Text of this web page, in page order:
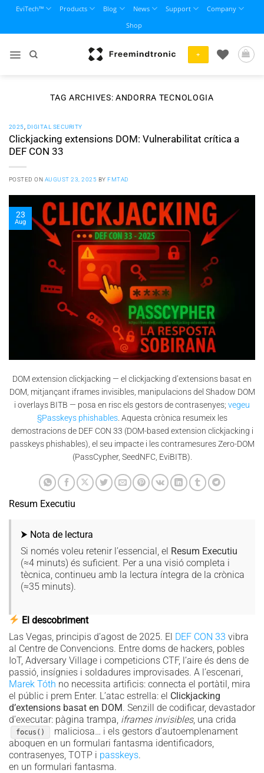
content
EviTech™ Products Blog News Support
Company
Shop
+
TAG ARCHIVES:ANDORRA TECNOLOGIA
2025 DIGITAL SECURITY
Clickjacking extensions DOM: Vulnerabilitat crítica a
DEF CON 33
POSTED ON AUGUST 23, 2025 BYFMTAD
23
Aug
DOM extension clickjacking — el clickjacking d’extensions basat en
DOM, mitjançant iframes invisibles, manipulacions del Shadow DOM
i overlays BITB — posa en risc els gestors de contrasenyes; vegeu
§Passkeys phishables. Aquesta crònica resumeix les
demostracions de DEF CON 33 (DOM-based extension clickjacking i
passkeys phishables), el seu impacte i les contramesures Zero-DOM
(PassCypher, SeedNFC, EviBITB).
Resum Executiu
⮞ Nota de lectura
Si només voleu retenir l’essencial, el Resum Executiu
(≈4 minuts) és suficient. Per a una visió completa i
tècnica, continueu amb la lectura íntegra de la crònica
(≈35 minuts).
El descobriment
Las Vegas, principis d’agost de 2025. El DEF CON 33 vibra
al Centre de Convencions. Entre doms de hackers, pobles
IoT, Adversary Village i competicions CTF, l’aire és dens de
passió, insígnies i soldadures improvisades. A l’escenari,
Marek Tóth no necessita artificis: connecta el portàtil, mira
el públic i prem Enter. L’atac estrella: el Clickjacking
d’extensions basat en DOM. Senzill de codificar, devastador
d’executar: pàgina trampa, iframes invisibles, una crida
focus()
maliciosa… i els gestors d’autoemplenament
aboquen en un formulari fantasma identificadors,
contrasenyes, TOTP i passkeys.
en un formulari fantasma.